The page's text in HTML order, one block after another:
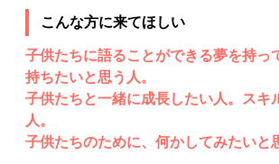
こんな方に来てほしい
子供たちに語ることができる夢を持っ
持ちたいと思う人。
子供たちと一緒に成長したい人。スキ
人。
子供たちのために、何かしてみたいと